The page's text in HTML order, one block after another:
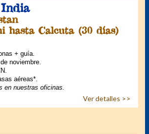
hasta Calcuta (30 días)
+ guía.
noviembre.
aéreas*.
en nuestras oficinas.
Ver detalles >>